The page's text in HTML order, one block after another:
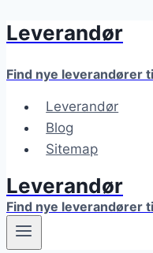
Fortsæt
indhold
Leverandør
Find nye leverandører
Leverandør
Blog
Sitemap
Leverandør
Find nye leverandører